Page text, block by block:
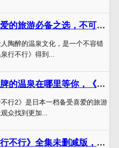
人人都爱的旅游必备之选，不可错过《温泉行不行》视频讲解
陶醉的温泉文化，是一个不容错
行不行》得到...
沁人心脾的温泉在哪里等你，《温泉行不行2》带你到达
不行2》是日本一档备受喜爱的旅游
众找到更加...
《温泉行不行》全集未删减版，晚秋适宜去这些温泉